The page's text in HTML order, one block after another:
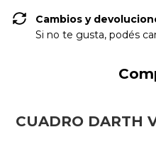
Cambios y
Si no te gusta, podés
CUADRO DARTH